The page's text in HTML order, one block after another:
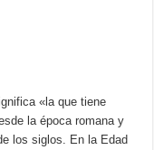
«la que tiene
la época romana y
los siglos. En la Edad